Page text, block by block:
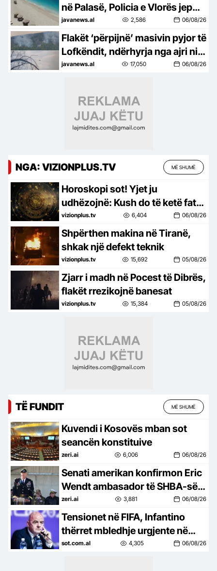
në Palasë, Policia e Vlorës jep
detaje: Dyshohet nga arresti
kardiak
javanews.al 2,586 06/08/26
Flakët ‘përpijnë’ masivin pyjor të
Lofkëndit, ndërhyrja nga ajri nis
sërish
javanews.al 17,050 06/08/26
NGA: VIZIONPLUS.TV MË SHUMË
Horoskopi sot! Yjet ju
udhëzojnë: Kush do të ketë fat
në dashuri dhe kush duhet të
shmangë vendimet e nxituara
vizionplus.tv 6,404 06/08/26
Shpërthen makina në Tiranë,
shkak një defekt teknik
vizionplus.tv 15,692 05/08/26
Zjarr i madh në Pocest të Dibrës,
flakët rrezikojnë banesat
vizionplus.tv 15,384 05/08/26
TË FUNDIT MË SHUMË
Kuvendi i Kosovës mban sot
seancën konstituive
zeri.ai 6,006 06/08/26
Senati amerikan konfirmon Eric
Wendt ambasador të SHBA-së
në Shqipëri, pritet firma e Trump
zeri.ai 3,881 06/08/26
Tensionet në FIFA, Infantino
thërret mbledhje urgjente në
Rabat, Jordania akuzon për
sot.com.al 4,305 06/08/26